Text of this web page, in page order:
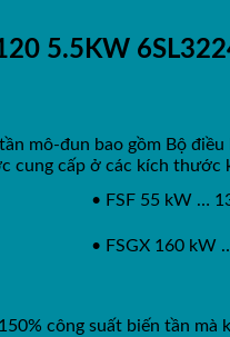
5.5KW
mô-đun bao gồm Bộ
cung cấp ở các kích thước
• FSF 55 kW …
• FSGX 160 kW
công suất biến tần mà